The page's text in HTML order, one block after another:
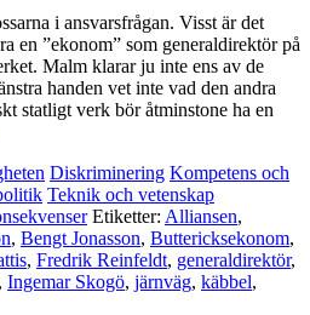
i ansvarsfrågan. Visst är det
en ”ekonom” som generaldirektör på
Malm klarar ju inte ens av de
handen vet inte vad den andra
statligt verk bör åtminstone ha en
Diskriminering Kompetens och
Teknik och vetenskap
Etiketter: Alliansen,
, Bengt Jonasson, Buttericksekonom,
, Fredrik Reinfeldt, generaldirektör,
, Ingemar Skogö, järnväg, käbbel,